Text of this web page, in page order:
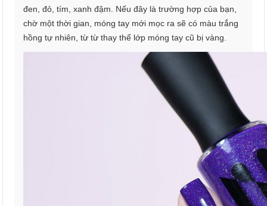
đen, đỏ, tím, xanh đậm. Nếu đây là trường hợp của bạn,
chờ một thời gian, móng tay mới mọc ra sẽ có màu trắng
hồng tự nhiên, từ từ thay thế lớp móng tay cũ bị vàng.